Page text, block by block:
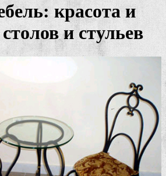
красота и
и стульев